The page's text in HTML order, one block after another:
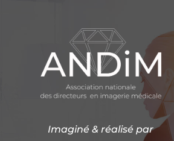
Imaginé & réalisé par